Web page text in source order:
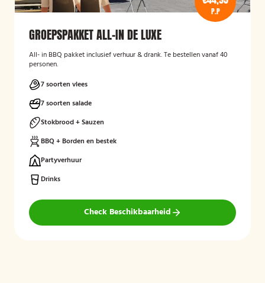
P.P
GROEPSPAKKET ALL-IN DE LUXE
All- in BBQ pakket inclusief verhuur & drank. Te bestellen vanaf 40
personen.
7 soorten vlees
7 soorten salade
Stokbrood + Sauzen
BBQ + Borden en bestek
Partyverhuur
Drinks
Check Beschikbaarheid